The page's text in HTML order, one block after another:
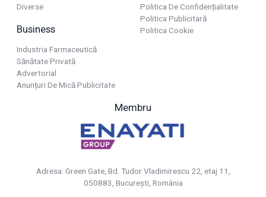
Diverse
Business
Industria Farmaceutică
Sănătate Privată
Advertorial
Anunțuri De Mică Publicitate
Politica De Confidențialitate
Politica Publicitară
Politica Cookie
Membru
Adresa: Green Gate, Bd. Tudor Vladimirescu 22, etaj 11,
050883, Bucureşti, România